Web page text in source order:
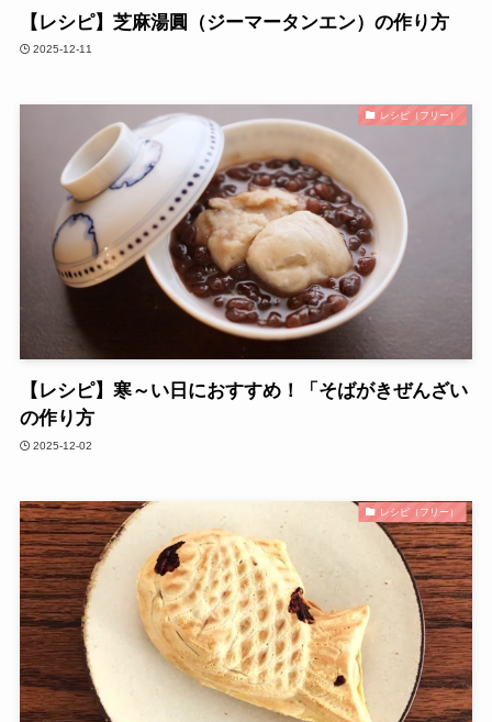
【レシピ】芝麻湯圓（ジーマータンエン）の作り方
2025-12-11
レシピ（フリー）
【レシピ】寒～い日におすすめ！「そばがきぜんざい
の作り方
2025-12-02
レシピ（フリー）